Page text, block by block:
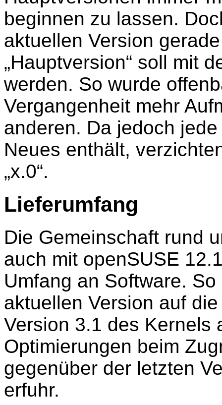
beginnen zu lassen.
aktuellen Version
„Hauptversion“ soll mit
werden. So wurde
Vergangenheit mehr
anderen. Da jedoch
Neues enthält,
„x.0“.
Lieferumfang
Die Gemeinschaft rund
auch mit openSUSE
Umfang an Software.
aktuellen Version auf
Version 3.1 des Kernels
Optimierungen beim
gegenüber der letzten
erfuhr.